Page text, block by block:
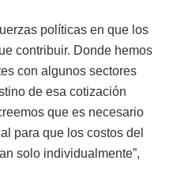
políticas en que los
contribuir. Donde hemos
con algunos sectores
de esa cotización
que es necesario
para que los costos del
solo individualmente”,